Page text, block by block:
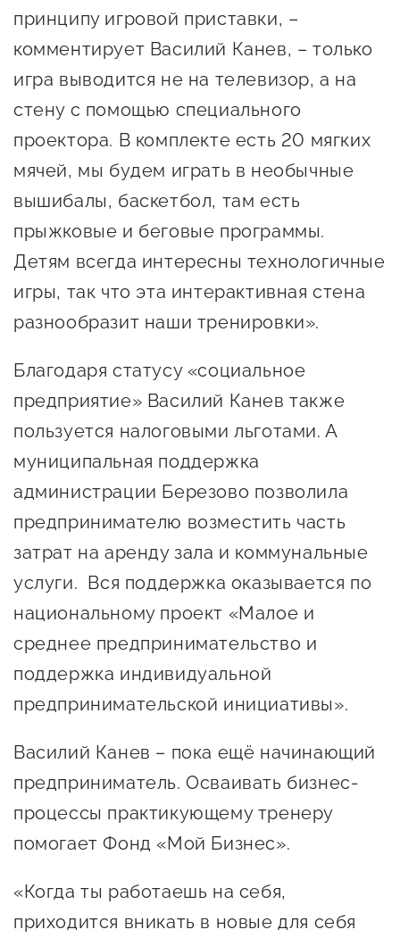
Интерактивные сервисы
Каталог маркетплейсов
Каталог креативной
продукции
Госзакупки для малого
бизнеса
Каталог югорских франшиз
Новости УФНС
АвтоУСН
Иностранным гражданам
Сервисы для бизнеса
О фонде
Общая информация
Органы управления и надзора
Вакансии
принципу игровой приставки, –
комментирует Василий Канев, – только
игра выводится не на телевизор, а на
стену с помощью специального
проектора. В комплекте есть 20 мягких
мячей, мы будем играть в необычные
вышибалы, баскетбол, там есть
прыжковые и беговые программы.
Детям всегда интересны технологичные
игры, так что эта интерактивная стена
разнообразит наши тренировки».
Благодаря статусу «социальное
предприятие» Василий Канев также
пользуется налоговыми льготами. А
муниципальная поддержка
администрации Березово позволила
предпринимателю возместить часть
затрат на аренду зала и коммунальные
услуги. Вся поддержка оказывается по
национальному проект «Малое и
среднее предпринимательство и
поддержка индивидуальной
предпринимательской инициативы».
Василий Канев – пока ещё начинающий
предприниматель. Осваивать бизнес-
процессы практикующему тренеру
помогает Фонд «Мой Бизнес».
«Когда ты работаешь на себя,
приходится вникать в новые для себя